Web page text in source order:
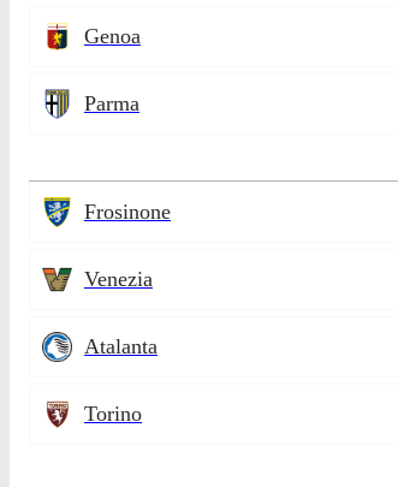
Genoa
Parma
Frosinone
Venezia
Atalanta
Torino